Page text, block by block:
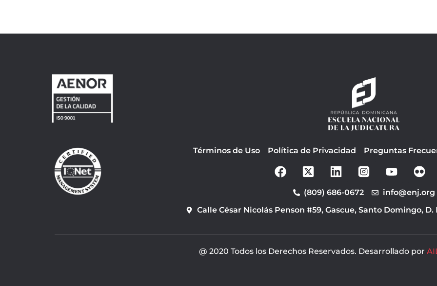
Términos de Uso Política de Privacidad Preguntas
F
a
b
o
o
u
t
u
e
(809) 686-0672
info@enj.org
Calle César Nicolás Penson #59, Gascue, Santo Domingo,
@ 2020 Todos los Derechos Reservados. Desarrollado por